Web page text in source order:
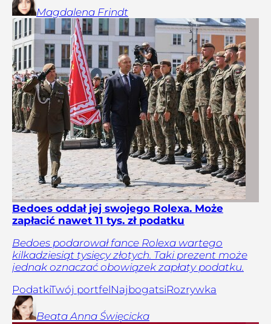
Magdalena Frindt
Bedoes oddał jej swojego Rolexa. Może
zapłacić nawet 11 tys. zł podatku
Bedoes podarował fance Rolexa wartego
kilkadziesiąt tysięcy złotych. Taki prezent może
jednak oznaczać obowiązek zapłaty podatku.
PodatkiTwój portfelNajbogatsiRozrywka
Beata Anna Święcicka